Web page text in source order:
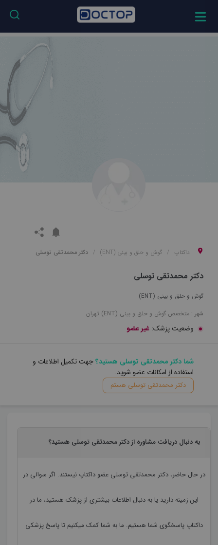
داکتاپ گوش و حلق و بینی (ENT) دکتر محمدتقی توسلی
دکتر محمدتقی توسلی
گوش و حلق و بینی (ENT)
شهر : متخصص گوش و حلق و بینی (ENT) تهران
وضعیت پزشک: غیر عضو
شما دکتر محمدتقی توسلی هستید؟جهت تکمیل اطلاعات و
استفاده از امکانات عضو شوید.
دکتر محمدتقی توسلی هستم
به دنبال دریافت مشاوره از دکتر محمدتقی توسلی هستید؟
در حال حاضر،دکتر محمدتقی توسلی عضو داکتاپ نیستند. اگر سوالی در
این زمینه دارید یا به دنبال اطلاعات بیشتری از پزشک هستید، ما در
داکتاپ پاسخگوی شما هستیم. ما به شما کمک میکنیم تا پاسخ پزشکی